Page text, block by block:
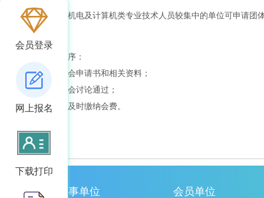
会员登录
网上报名
下载打印
（四）电子、机电及计算机类专业技术人员较集中的单位可申请团
会员入会的程序：
（一）提交入会申请书和相关资料；
（二）经理事会讨论通过；
（三）按规定及时缴纳会费。
理事单位 会员单位